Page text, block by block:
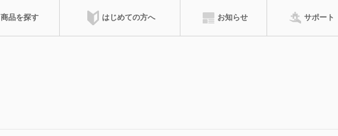
商品を探す はじめての方へ お知らせ サポート